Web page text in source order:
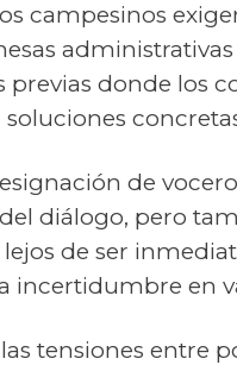
campesinos
previas donde los
de
diálogo, pero
de ser
incertidumbre en
tensiones entre